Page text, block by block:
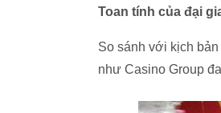
Toan tính của đại
So sánh với kịch
như Casino Group